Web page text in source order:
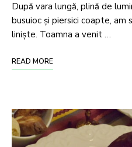
După vara lungă, plină de
busuioc și piersici coapte, am
liniște. Toamna a venit …
READ MORE